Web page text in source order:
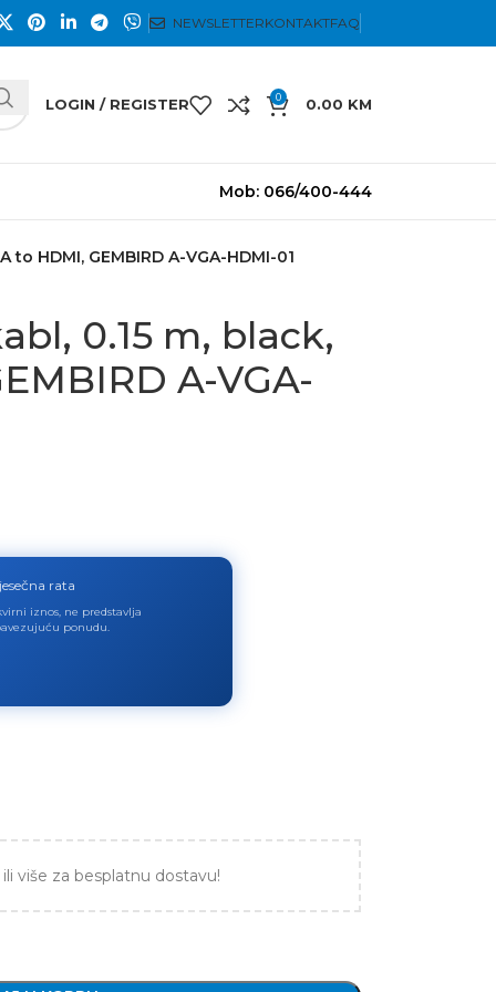
NEWSLETTERKONTAKTFAQ
LOGIN / REGISTER 0 0.00 KM
Mob: 066/400-444
HDMI, GEMBIRD A-VGA-HDMI-01
0.15 m, black,
A-VGA-
rata
iznos, ne predstavlja
ponudu.
ili više za besplatnu dostavu!